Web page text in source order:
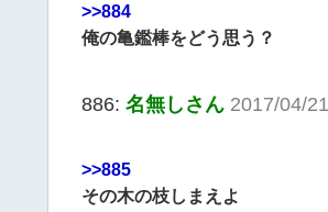
>>884
俺の亀鑑棒をどう思う？
886: 名無しさん 2017/04/
>>885
その木の枝しまえよ